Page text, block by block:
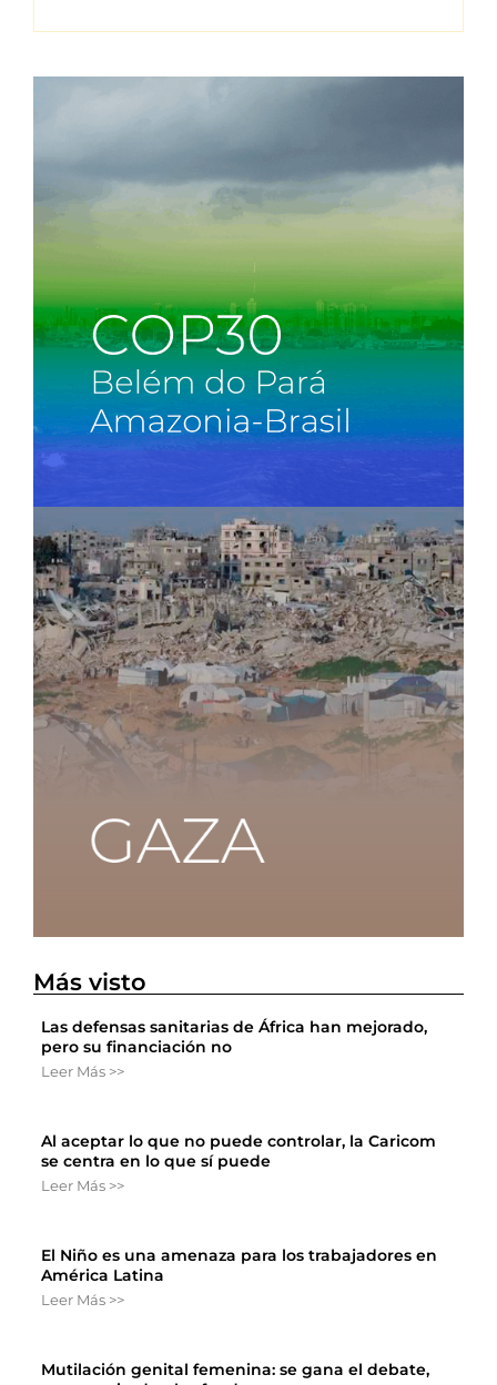
Más visto
Las defensas sanitarias de África han mejorado,
pero su financiación no
Leer Más >>
Al aceptar lo que no puede controlar, la Caricom
se centra en lo que sí puede
Leer Más >>
El Niño es una amenaza para los trabajadores en
América Latina
Leer Más >>
Mutilación genital femenina: se gana el debate,